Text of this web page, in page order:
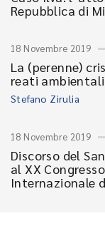
Repubblica di
18 Novembre 2019
La (perenne)
reati
Stefano Zirulia
18 Novembre 2019
Discorso del
al XX
Internazionale